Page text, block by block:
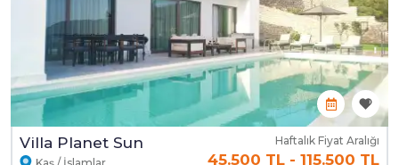
Villa Planet Sun Haftalık Fiyat Aralığı
45.500 TL - 115.500 TL